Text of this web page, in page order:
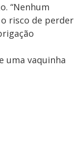
“Nenhum
risco de perder
uma vaquinha